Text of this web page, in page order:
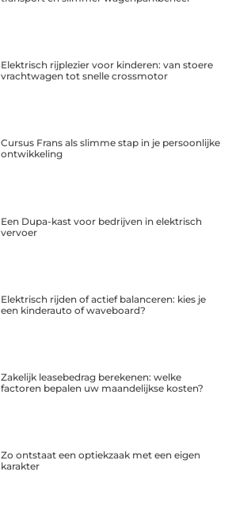
Elektrisch rijplezier voor kinderen: van stoere
vrachtwagen tot snelle crossmotor
Cursus Frans als slimme stap in je persoonlijke
ontwikkeling
Een Dupa-kast voor bedrijven in elektrisch
vervoer
Elektrisch rijden of actief balanceren: kies je
een kinderauto of waveboard?
Zakelijk leasebedrag berekenen: welke
factoren bepalen uw maandelijkse kosten?
Zo ontstaat een optiekzaak met een eigen
karakter